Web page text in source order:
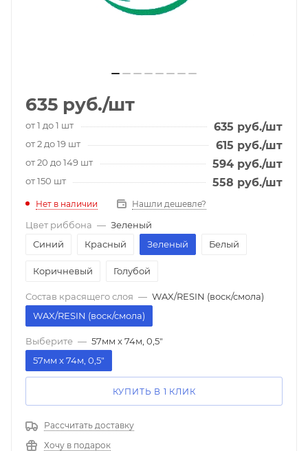
635 руб./шт
от 1 до 1 шт 635 руб./шт
от 2 до 19 шт 615 руб./шт
от 20 до 149 шт 594 руб./шт
от 150 шт 558 руб./шт
Нет в наличии Нашли дешевле?
Цвет риббона — Зеленый
Синий
Красный Зеленый Белый
Коричневый Голубой
Состав красящего слоя — WAX/RESIN (воск/смола)
WAX/RESIN (воск/смола)
Выберите — 57мм x 74м, 0,5"
57мм x 74м, 0,5"
КУПИТЬ В 1 КЛИК
Рассчитать доставку
Хочу в подарок